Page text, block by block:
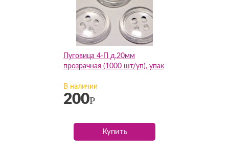
Пуговица 4-П д.20мм
прозрачная (1000 шт/уп), упак
В наличии
200Р
Купить